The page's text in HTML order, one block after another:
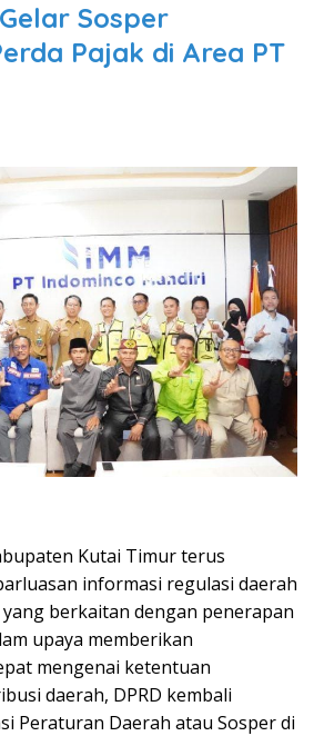
Sosper
Pajak di Area PT
Kutai Timur terus
informasi regulasi daerah
berkaitan dengan penerapan
upaya memberikan
mengenai ketentuan
daerah, DPRD kembali
Peraturan Daerah atau Sosper di